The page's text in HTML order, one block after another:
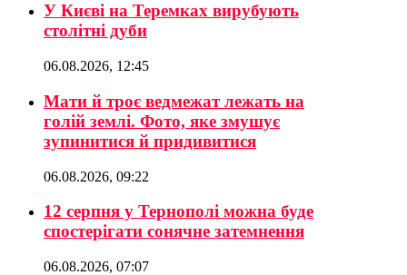
У Києві на Теремках вирубують
столітні дуби
06.08.2026, 12:45
Мати й троє ведмежат лежать на
голій землі. Фото, яке змушує
зупинитися й придивитися
06.08.2026, 09:22
12 серпня у Тернополі можна буде
спостерігати сонячне затемнення
06.08.2026, 07:07